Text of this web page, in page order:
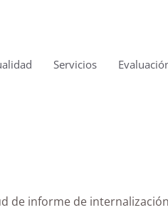
Servicios
de informe de